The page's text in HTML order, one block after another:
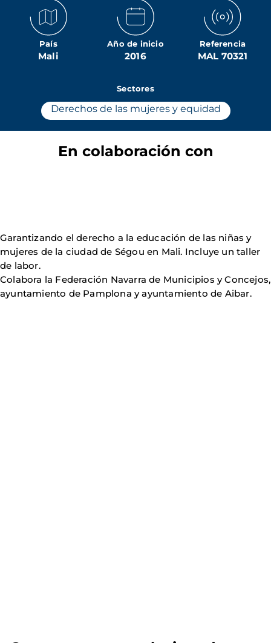
País
Mali
Año de inicio
2016
Referencia
MAL 70321
Sectores
Derechos de las mujeres y equidad
En colaboración con
Garantizando el derecho a la educación de las niñas y
mujeres de la ciudad de Ségou en Mali. Incluye un taller
de labor.
Colabora la Federación Navarra de Municipios y Concejos,
ayuntamiento de Pamplona y ayuntamiento de Aibar.